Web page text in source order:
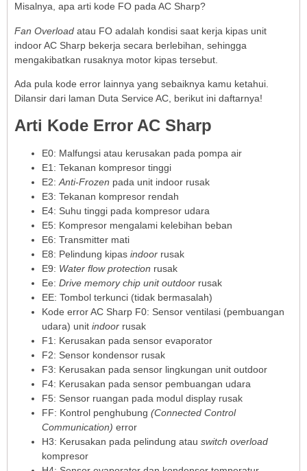
Misalnya, apa arti kode FO pada AC Sharp?
Fan Overload atau FO adalah kondisi saat kerja kipas unit
indoor AC Sharp bekerja secara berlebihan, sehingga
mengakibatkan rusaknya motor kipas tersebut.
Ada pula kode error lainnya yang sebaiknya kamu ketahui.
Dilansir dari laman Duta Service AC, berikut ini daftarnya!
Arti Kode Error AC Sharp
E0: Malfungsi atau kerusakan pada pompa air
E1: Tekanan kompresor tinggi
E2: Anti-Frozen pada unit indoor rusak
E3: Tekanan kompresor rendah
E4: Suhu tinggi pada kompresor udara
E5: Kompresor mengalami kelebihan beban
E6: Transmitter mati
E8: Pelindung kipas indoor rusak
E9: Water flow protection rusak
Ee: Drive memory chip unit outdoor rusak
EE: Tombol terkunci (tidak bermasalah)
Kode error AC Sharp F0: Sensor ventilasi (pembuangan
udara) unit indoor rusak
F1: Kerusakan pada sensor evaporator
F2: Sensor kondensor rusak
F3: Kerusakan pada sensor lingkungan unit outdoor
F4: Kerusakan pada sensor pembuangan udara
F5: Sensor ruangan pada modul display rusak
FF: Kontrol penghubung (Connected Control
Communication) error
H3: Kerusakan pada pelindung atau switch overload
kompresor